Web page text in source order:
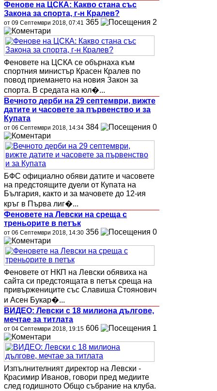
Фенове на ЦСКА: Какво стана със
Закона за спорта, г-н Кралев?
от 09 Септември 2018, 07:41 365 2
Феновете на ЦСКА се обърнаха към
спортния министър Красен Кралев по
повод приемането на новия Закон за
спорта. В средата на юл�...
Вечното дерби на 29 септември, вижте
датите и часовете за първенство и за
Купата
от 06 Септември 2018, 14:34 384 0
БФС официално обяви датите и часовете
на предстоящите дуели от Купата на
България, както и за мачовете до 12-ия
кръг в Първа лиг�...
Феновете на Левски на среща с
треньорите в петък
от 06 Септември 2018, 14:30 356 0
Феновете от НКП на Левски обявиха на
сайта си предстоящата в петък среща на
привържениците със Славиша Стоянович
и Асен Букар�...
ВИДЕО: Левски с 18 милиона дългове,
мечтае за титлата
от 04 Септември 2018, 19:15 606 1
Изпълнителният директор на Левски -
Красимир Иванов, говори пред медиите
след годишното Общо събрание на клуба.